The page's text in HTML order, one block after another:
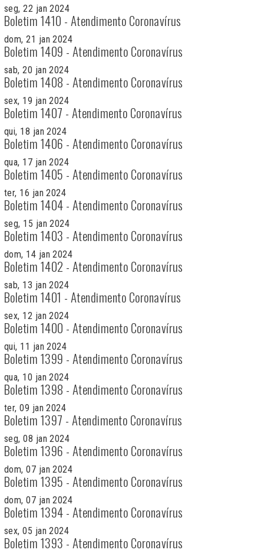
seg, 22 jan 2024
Boletim 1410 - Atendimento Coronavírus
dom, 21 jan 2024
Boletim 1409 - Atendimento Coronavírus
sab, 20 jan 2024
Boletim 1408 - Atendimento Coronavírus
sex, 19 jan 2024
Boletim 1407 - Atendimento Coronavírus
qui, 18 jan 2024
Boletim 1406 - Atendimento Coronavírus
qua, 17 jan 2024
Boletim 1405 - Atendimento Coronavírus
ter, 16 jan 2024
Boletim 1404 - Atendimento Coronavírus
seg, 15 jan 2024
Boletim 1403 - Atendimento Coronavírus
dom, 14 jan 2024
Boletim 1402 - Atendimento Coronavírus
sab, 13 jan 2024
Boletim 1401 - Atendimento Coronavírus
sex, 12 jan 2024
Boletim 1400 - Atendimento Coronavírus
qui, 11 jan 2024
Boletim 1399 - Atendimento Coronavírus
qua, 10 jan 2024
Boletim 1398 - Atendimento Coronavírus
ter, 09 jan 2024
Boletim 1397 - Atendimento Coronavírus
seg, 08 jan 2024
Boletim 1396 - Atendimento Coronavírus
dom, 07 jan 2024
Boletim 1395 - Atendimento Coronavírus
dom, 07 jan 2024
Boletim 1394 - Atendimento Coronavírus
sex, 05 jan 2024
Boletim 1393 - Atendimento Coronavírus